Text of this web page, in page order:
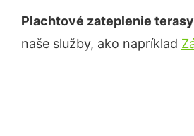
Plachtové zateplenie
naše služby, ako napríklad